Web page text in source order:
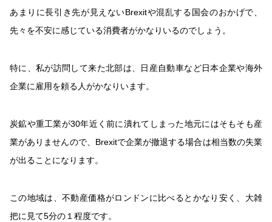
あまりに長引き先が見えないBrexitや混乱する国会のおかげで、
先々を不安に感じている消費者がかなりいるのでしょう。
特に、私が訪問して来た北部は、日産自動車など日本企業や海外
企業に雇用を頼る人がかなりいます。
炭鉱や重工業が30年近く前に潰れてしまった地元にはそもそも産
業がありませんので、 Brexitで企業が撤退する場合は相当数の失業
が出ることになります。
この地域は、不動産価格がロンドンに比べるとかなり安く、大雑
把に見て5分の１程度です。